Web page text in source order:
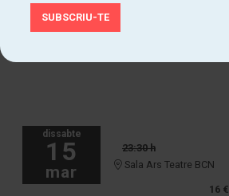
dissabte
15
mar
23:30 h
Sala Ars Teatre BCN
16 €